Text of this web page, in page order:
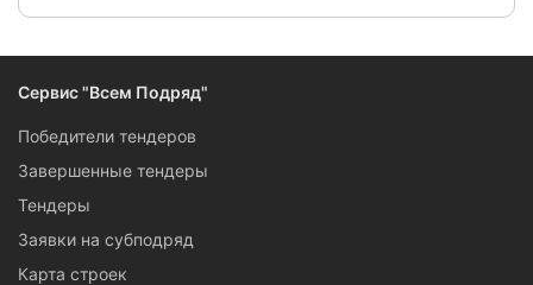
Сервис "Всем Подряд"
Победители тендеров
Завершенные тендеры
Тендеры
Заявки на субподряд
Карта строек